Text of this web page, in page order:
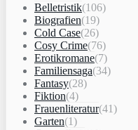
Belletristik(106)
Biografien(19)
Cold Case(26)
Cosy Crime(76)
Erotikromane(7)
Familiensaga(34)
Fantasy(28)
Fiktion(4)
Frauenliteratur(41)
Garten(1)